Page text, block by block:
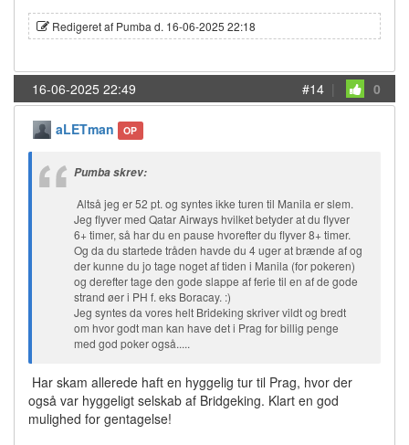
Redigeret af Pumba d. 16-06-2025 22:18
16-06-2025 22:49 #14 | 0
aLETman OP
Pumba skrev:
Altså jeg er 52 pt. og syntes ikke turen til Manila er slem.
Jeg flyver med Qatar Airways hvilket betyder at du flyver
6+ timer, så har du en pause hvorefter du flyver 8+ timer.
Og da du startede tråden havde du 4 uger at brænde af og
der kunne du jo tage noget af tiden i Manila (for pokeren)
og derefter tage den gode slappe af ferie til en af de gode
strand øer i PH f. eks Boracay. :)
Jeg syntes da vores helt Brideking skriver vildt og bredt
om hvor godt man kan have det i Prag for billig penge
med god poker også.....
Har skam allerede haft en hyggelig tur til Prag, hvor der
også var hyggeligt selskab af Bridgeking. Klart en god
mulighed for gentagelse!